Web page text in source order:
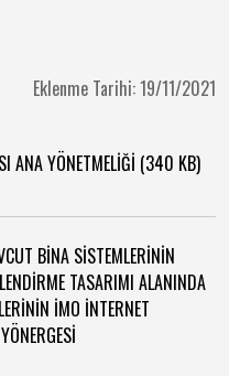
Eklenme Tarihi: 19/11/2021
ANA YÖNETMELİĞİ (340 KB)
BİNA SİSTEMLERİNİN
TASARIMI ALANINDA
İMO İNTERNET